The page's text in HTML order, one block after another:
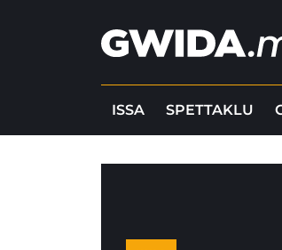
ISSA SPETTAKLU